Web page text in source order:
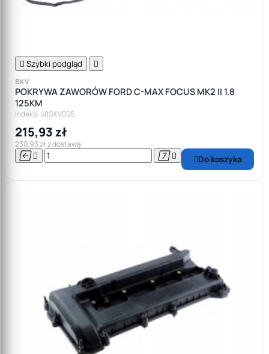
 Szybki podgląd 
SKV
POKRYWA ZAWORÓW FORD C-MAX FOCUS MK2 II 1.8
125KM
Indeks: 48SKV006
215,93 zł
230,93 zł z dostawą
    Do koszyka